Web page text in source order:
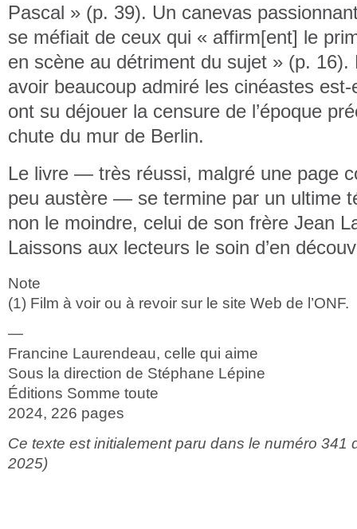
Pascal » (p. 39). Un canevas
se méfiait de ceux qui « affirm[ent] le
en scène au détriment du sujet » (p. 16).
avoir beaucoup admiré les cinéastes est-
ont su déjouer la censure de l’époque
chute du mur de Berlin.
Le livre — très réussi, malgré une page
peu austère — se termine par un ultime
non le moindre, celui de son frère Jean
Laissons aux lecteurs le soin d’en
Note
(1) Film à voir ou à revoir sur le site Web de l’ONF.
—
Francine Laurendeau, celle qui aime
Sous la direction de Stéphane Lépine
Éditions Somme toute
2024, 226 pages
Ce texte est initialement paru dans le numéro 341
2025)